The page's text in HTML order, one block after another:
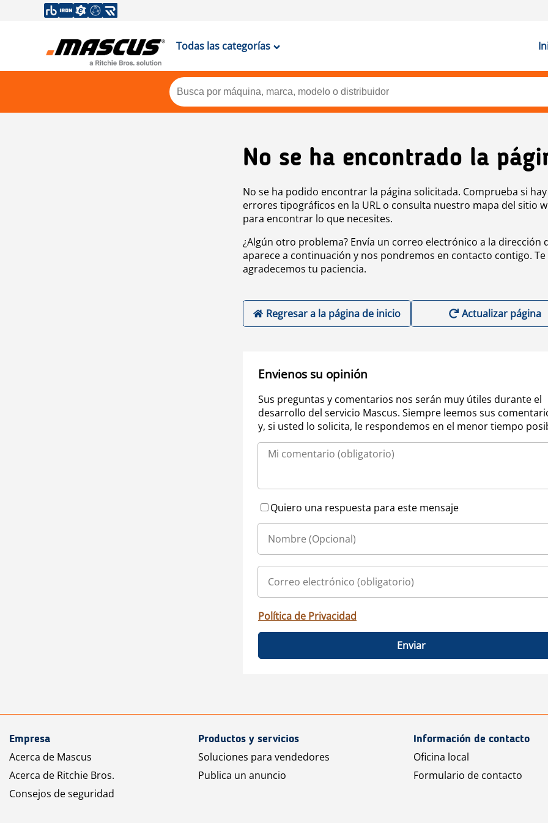
Todas las categorías
No se ha encontrado la
No se ha podido encontrar la página solicitada. Comprueba si hay
errores tipográficos en la URL o consulta nuestro mapa del sitio
para encontrar lo que necesites.
¿Algún otro problema? Envía un correo electrónico a la dirección
aparece a continuación y nos pondremos en contacto contigo. Te
agradecemos tu paciencia.
Regresar a la página de inicio Actualizar página
Envienos su opinión
Sus preguntas y comentarios nos serán muy útiles durante el
desarrollo del servicio Mascus. Siempre leemos sus
y, si usted lo solicita, le respondemos en el menor tiempo
Quiero una respuesta para este mensaje
Política de Privacidad
Enviar
Empresa
Acerca de Mascus
Acerca de Ritchie Bros.
Consejos de seguridad
Productos y servicios
Soluciones para vendedores
Publica un anuncio
Información de contacto
Oficina local
Formulario de contacto